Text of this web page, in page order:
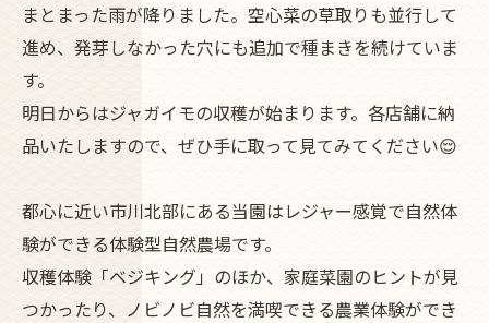
まとまった雨が降りました。空心菜の草取りも並行して
進め、発芽しなかった穴にも追加で種まきを続けていま
す。
明日からはジャガイモの収穫が始まります。各店舗に納
品いたしますので、ぜひ手に取って見てみてください😌
都心に近い市川北部にある当園はレジャー感覚で自然体
験ができる体験型自然農場です。
収穫体験「ベジキング」のほか、家庭菜園のヒントが見
つかったり、ノビノビ自然を満喫できる農業体験ができ